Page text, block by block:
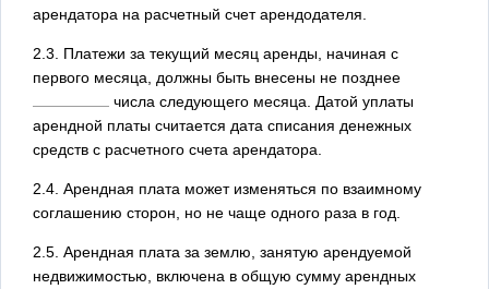
арендатора на расчетный счет арендодателя.
2.3. Платежи за текущий месяц аренды, начиная с
первого месяца, должны быть внесены не позднее
числа следующего месяца. Датой уплаты
арендной платы считается дата списания денежных
средств с расчетного счета арендатора.
2.4. Арендная плата может изменяться по взаимному
соглашению сторон, но не чаще одного раза в год.
2.5. Арендная плата за землю, занятую арендуемой
недвижимостью, включена в общую сумму арендных